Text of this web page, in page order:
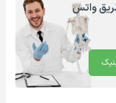
واتس